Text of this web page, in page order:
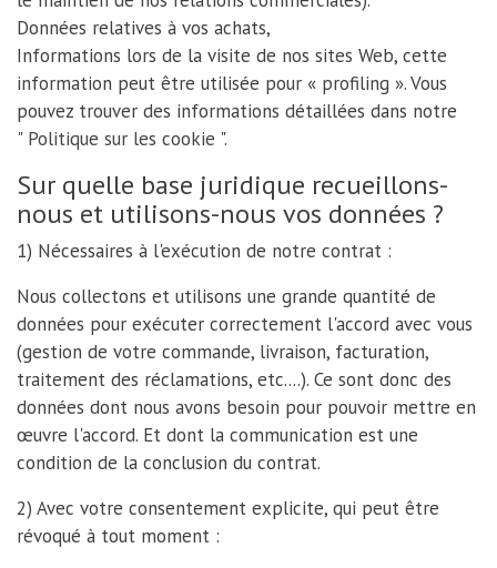
Données relatives à vos achats,
Informations lors de la visite de nos sites Web, cette
information peut être utilisée pour « profiling ». Vous
pouvez trouver des informations détaillées dans notre
" Politique sur les cookie ".
Sur quelle base juridique recueillons-
nous et utilisons-nous vos données ?
1) Nécessaires à l'exécution de notre contrat :
Nous collectons et utilisons une grande quantité de
données pour exécuter correctement l'accord avec vous
(gestion de votre commande, livraison, facturation,
traitement des réclamations, etc....). Ce sont donc des
données dont nous avons besoin pour pouvoir mettre en
œuvre l'accord. Et dont la communication est une
condition de la conclusion du contrat.
2) Avec votre consentement explicite, qui peut être
révoqué à tout moment :